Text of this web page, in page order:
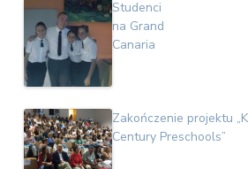
Studenci
na Grand
Canaria
Zakończenie projektu
Century Preschools”